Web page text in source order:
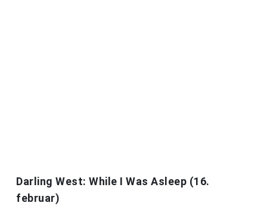
Darling West: While I Was Asleep (16.
februar)